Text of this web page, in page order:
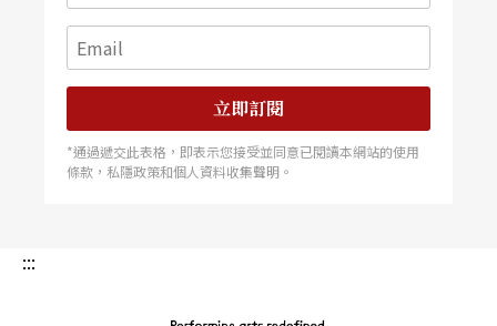
馬友友的游說，莫里斯決定試試看。他的目標並非
只是編一支舞來配這首音樂，而是要透過舞者的肢
體動作幫助觀者「聽見」這首樂曲，感受它的精
友友和莫里斯許多關於藝術創作的至性交談也被生
立即訂閱
*通過遞交此表格，即表示您接受並同意已閱讀本網站的使用
條款，私隱政策和個人資料收集聲明。
:::